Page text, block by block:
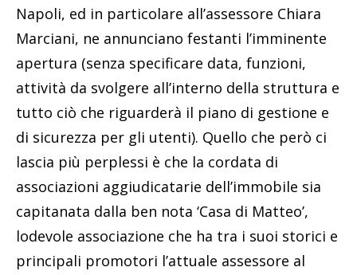
Napoli, ed in particolare all’assessore Chiara
Marciani, ne annunciano festanti l’imminente
apertura (senza specificare data, funzioni,
attività da svolgere all’interno della struttura e
tutto ciò che riguarderà il piano di gestione e
di sicurezza per gli utenti). Quello che però ci
lascia più perplessi è che la cordata di
associazioni aggiudicatarie dell’immobile sia
capitanata dalla ben nota ‘Casa di Matteo’,
lodevole associazione che ha tra i suoi storici e
principali promotori l’attuale assessore al